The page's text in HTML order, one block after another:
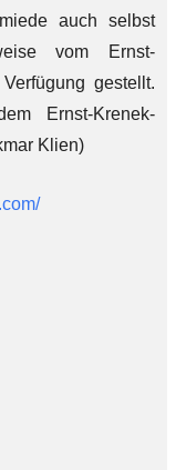
auch selbst
vom Ernst-
gestellt.
Ernst-Krenek-
Klien)